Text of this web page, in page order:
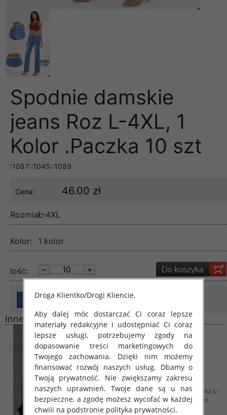
Spodnie damskie
jeans Roz L-4XL, 1
Kolor .Paczka 10 szt
:1087::1045::1089
Cena: 46.00 zł
Rozmiar:L-4XL
Kolor: 1 kolor
lość:
Inne produkty
Droga Klientko/Drogi Kliencie,
Aby dalej móc dostarczać Ci coraz lepsze
materiały redakcyjne i udostępniać Ci coraz
lepsze usługi, potrzebujemy zgody na
dopasowanie treści marketingowych do
Twojego zachowania. Dzięki nim możemy
finansować rozwój naszych usług. Dbamy o
Twoją prywatność. Nie zwiększamy zakresu
naszych uprawnień. Twoje dane są u nas
bezpieczne, a zgodę możesz wycofać w każdej
chwili na podstronie polityka prywatności.